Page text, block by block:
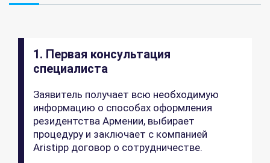
1. Первая консультация
специалиста
Заявитель получает всю необходимую
информацию о способах оформления
резидентства Армении, выбирает
процедуру и заключает с компанией
Aristipp договор о сотрудничестве.